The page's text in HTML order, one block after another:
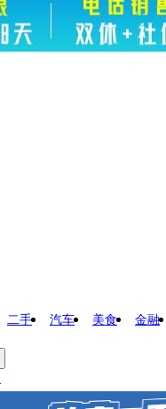
二手 汽车 美食 金融